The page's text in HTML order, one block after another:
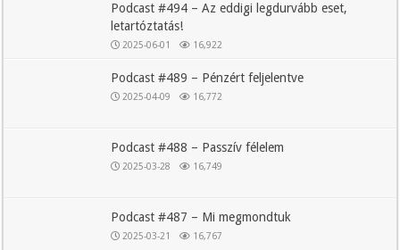
Podcast #494 – Az eddigi legdurvább eset,
letartóztatás!
2025-06-01 16,922
Podcast #489 – Pénzért feljelentve
2025-04-09 16,772
Podcast #488 – Passzív félelem
2025-03-28 16,749
Podcast #487 – Mi megmondtuk
2025-03-21 16,767